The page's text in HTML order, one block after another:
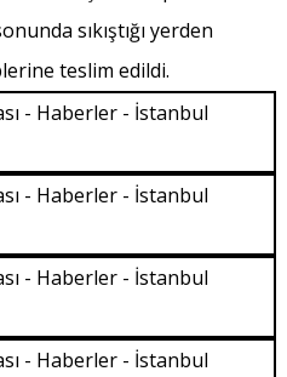
sıkıştığı yerden
teslim edildi.